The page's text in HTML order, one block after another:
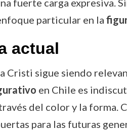
fuerte carga expresiva.
particular en la
actual
Cristi sigue siendo
en Chile es
del color y la forma.
para las futuras